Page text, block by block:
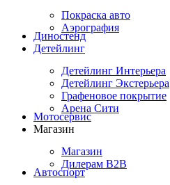
Покраска авто
Аэрография
Диностенд
Детейлинг
Детейлинг Интерьера
Детейлинг Экстерьера
Графеновое покрытие
Арена Сити
Мотосервис
Магазин
Магазин
Дилерам B2B
Автоспорт